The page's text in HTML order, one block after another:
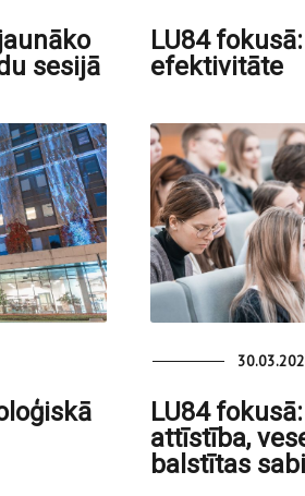
sesijā
LU84
efektivitāte
LU84
attīstība,
balstītas